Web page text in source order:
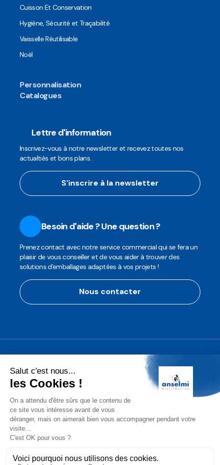
Cuisson Et Conservation
Hygiène, Sécurité et Traçabilité
Vaisselle Réutilisable
Noël
Personnalisation
Catalogues
Lettre d'information
Inscrivez-vous à notre newsletter et recevez toutes nos
actualtiés et bons plans.
S'inscrire à la newsletter
Besoin d'aide ? Une question ?
Prenez contact avec notre service commercial qui se fera un
plaisir de vous conseiller et de vous aider à trouver des
solutions d'emballages adaptées à vos projets !
Nous contacter
Anselmi Décoration
Découvrez notre assortiment de
décorations professionnelles pour les
Conditions Générales de Vente (CGV)
Mentions légales
Protection des Données
2025 Anselmi Distribution. Tous droits réservés